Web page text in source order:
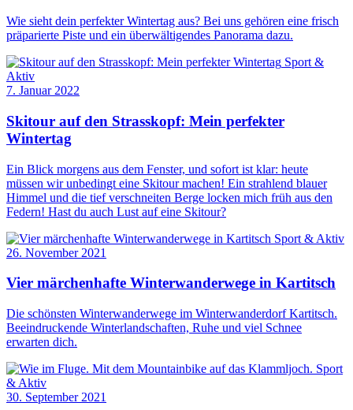
Wie sieht dein perfekter Wintertag aus? Bei uns gehören eine frisch
präparierte Piste und ein überwältigendes Panorama dazu.
Sport &
Aktiv
7. Januar 2022
Skitour auf den Strasskopf: Mein perfekter
Wintertag
Ein Blick morgens aus dem Fenster, und sofort ist klar: heute
müssen wir unbedingt eine Skitour machen! Ein strahlend blauer
Himmel und die tief verschneiten Berge locken mich früh aus den
Federn! Hast du auch Lust auf eine Skitour?
Sport & Aktiv
26. November 2021
Vier märchenhafte Winterwanderwege in Kartitsch
Die schönsten Winterwanderwege im Winterwanderdorf Kartitsch.
Beeindruckende Winterlandschaften, Ruhe und viel Schnee
erwarten dich.
Sport
& Aktiv
30. September 2021